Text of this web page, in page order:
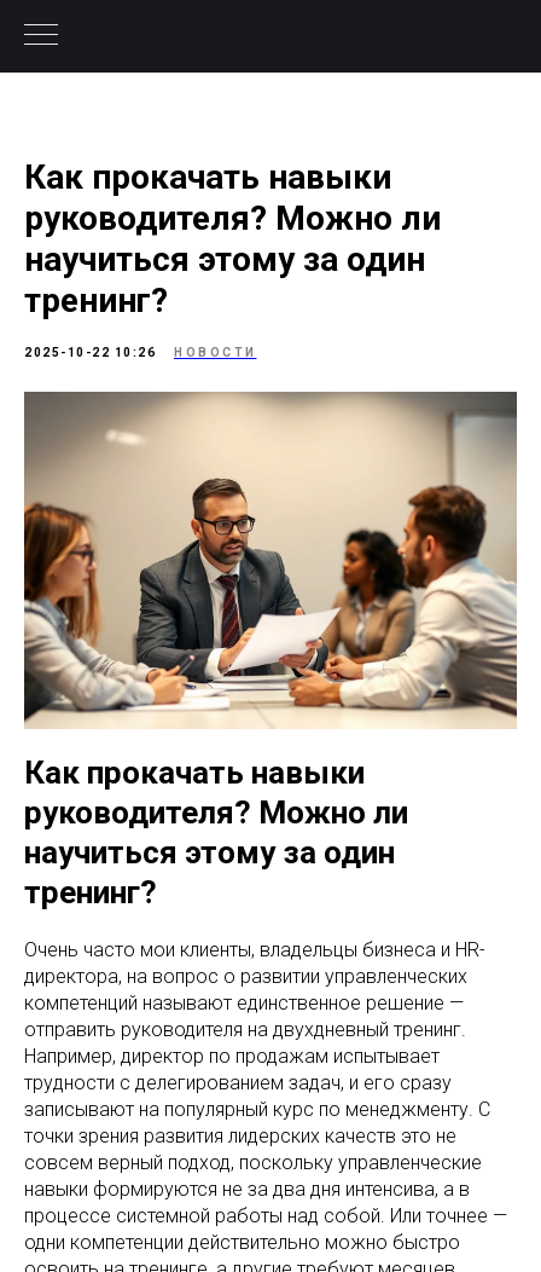
Как прокачать навыки
руководителя? Можно ли
научиться этому за один
тренинг?
2025-10-22 10:26 НОВОСТИ
Как прокачать навыки
руководителя? Можно ли
научиться этому за один
тренинг?
Очень часто мои клиенты, владельцы бизнеса и HR-
директора, на вопрос о развитии управленческих
компетенций называют единственное решение —
отправить руководителя на двухдневный тренинг.
Например, директор по продажам испытывает
трудности с делегированием задач, и его сразу
записывают на популярный курс по менеджменту. С
точки зрения развития лидерских качеств это не
совсем верный подход, поскольку управленческие
навыки формируются не за два дня интенсива, а в
процессе системной работы над собой. Или точнее —
одни компетенции действительно можно быстро